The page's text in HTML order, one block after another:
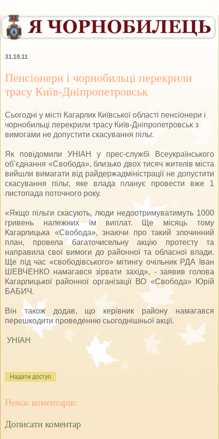
31.10.11
Пенсіонери і чорнобильці перекрили
трасу Київ-Дніпропетровськ
Сьогодні у місті Кагарлик Київської області пенсіонери і
чорнобильці перекрили трасу Київ-Дніпропетровськ з
вимогами не допустити скасування пільг.
Як повідомили УНІАН у прес-службі Всеукраїнського
об’єднання «Свобода», близько двох тисяч жителів міста
вийшли вимагати від райдержадміністрації не допустити
скасування пільг, яке влада планує провести вже 1
листопада поточного року.
«Якщо пільги скасують, люди недоотримуватимуть 1000
гривень належних їм виплат. Ще місяць тому
Кагарлицька «Свобода», знаючи про такий злочинний
план, провела багаточисельну акцію протесту та
направила свої вимоги до районної та обласної влади.
Ще під час «свободівського» мітингу очільник РДА Іван
ШЕВЧЕНКО намагався зірвати захід», - заявив голова
Кагарлицької районної організації ВО «Свобода» Юрій
БАБИЧ.
Він також додав, що керівник району намагався
перешкодити проведенню сьогоднішньої акції.
УНІАН
Надати доступ
Немає коментарів:
Дописати коментар